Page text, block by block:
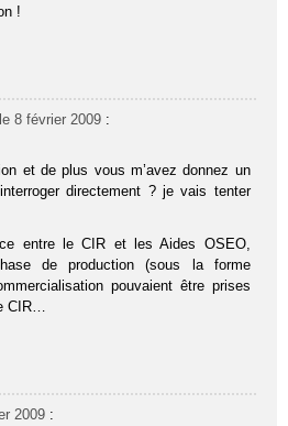
!
le 8 février 2009 :
et de plus vous m’avez donnez un
directement ? je vais tenter
entre le CIR et les Aides OSEO,
de production (sous la forme
pouvaient être prises
CIR…
2009 :